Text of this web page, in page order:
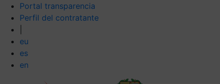
Portal transparencia
Perfil del contratante
eu
es
en